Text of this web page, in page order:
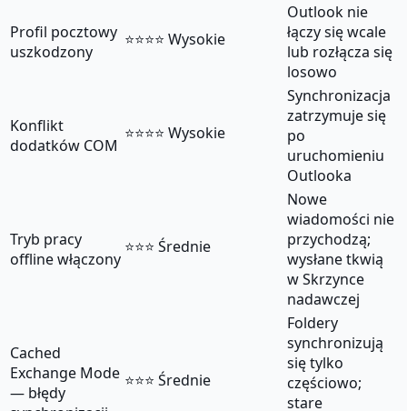
Profil pocztowy
uszkodzony
⭐⭐⭐⭐ Wysokie
Outlook nie
łączy się wcale
lub rozłącza się
losowo
Konflikt
dodatków COM
⭐⭐⭐⭐ Wysokie
Synchronizacja
zatrzymuje się
po
uruchomieniu
Outlooka
Tryb pracy
offline włączony
⭐⭐⭐ Średnie
Nowe
wiadomości nie
przychodzą;
wysłane tkwią
w Skrzynce
nadawczej
Cached
Exchange Mode
— błędy
⭐⭐⭐ Średnie
Foldery
synchronizują
się tylko
częściowo;
stare